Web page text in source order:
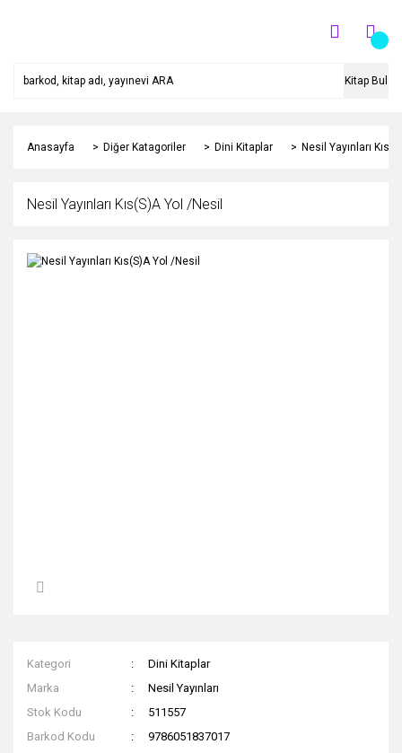
Kitap Bul
Anasayfa Diğer Katagoriler Dini Kitaplar Nesil Yayınları
Nesil Yayınları Kıs(S)A Yol /Nesil
Kategori
Dini Kitaplar
Marka
Nesil Yayınları
Stok Kodu
511557
Barkod Kodu
9786051837017